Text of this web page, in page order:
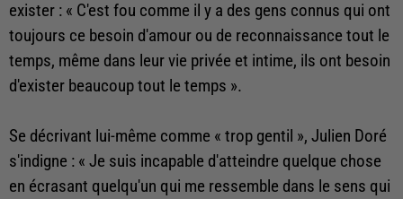
exister : « C'est fou comme il y a des gens connus qui ont
toujours ce besoin d'amour ou de reconnaissance tout le
temps, même dans leur vie privée et intime, ils ont besoin
d'exister beaucoup tout le temps ».
Se décrivant lui-même comme « trop gentil », Julien Doré
s'indigne : « Je suis incapable d'atteindre quelque chose
en écrasant quelqu'un qui me ressemble dans le sens qui